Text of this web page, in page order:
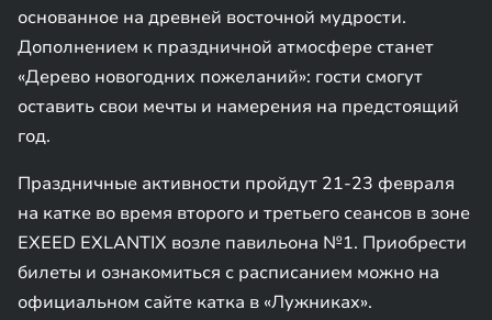
основанное на древней восточной мудрости.
Дополнением к праздничной атмосфере станет
«Дерево новогодних пожеланий»: гости смогут
оставить свои мечты и намерения на предстоящий
год.
Праздничные активности пройдут 21-23 февраля
на катке во время второго и третьего сеансов в зоне
EXEED EXLANTIX возле павильона №1. Приобрести
билеты и ознакомиться с расписанием можно на
официальном сайте катка в «Лужниках».